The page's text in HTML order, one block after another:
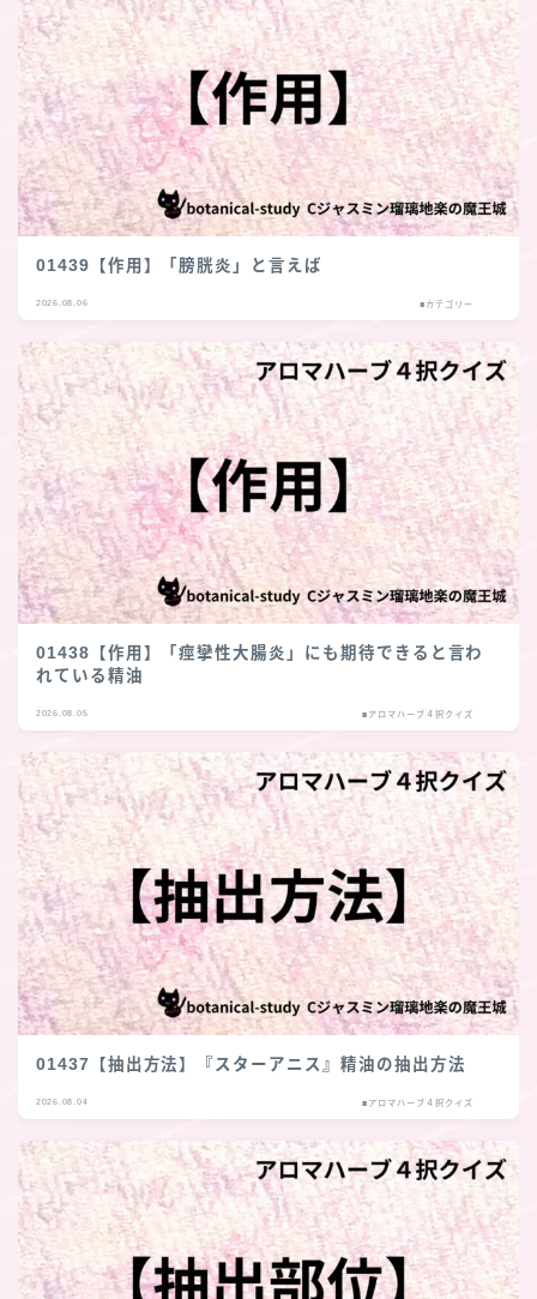
01439【作用】「膀胱炎」と言えば
2026.08.06 ■カテゴリー
01438【作用】「痙攣性大腸炎」にも期待できると言わ
れている精油
2026.08.05 ■アロマハーブ４択クイズ
01437【抽出方法】『スターアニス』精油の抽出方法
2026.08.04 ■アロマハーブ４択クイズ